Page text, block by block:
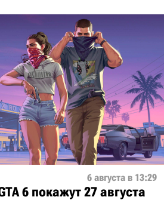
6 августа в 13:29
6 покажут 27 августа